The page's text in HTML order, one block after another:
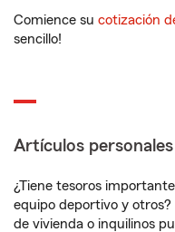
Comience su cotización
sencillo!
Artículos personales
¿Tiene tesoros
equipo deportivo y otros?
de vivienda o inquilinos